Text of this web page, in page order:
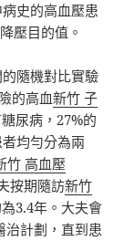
史的高血壓患
壓目的值。
隨機對比實驗
的高血新竹 子
尿病，27%的
均勻分為兩
竹 高血壓
按期隨訪新竹
3.4年。大夫會
治計劃，直到患